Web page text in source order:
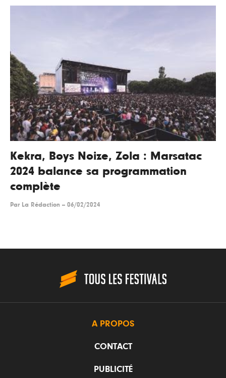
Kekra, Boys Noize, Zola : Marsatac
2024 balance sa programmation
complète
Par La Rédaction -- 06/02/2024
A PROPOS
CONTACT
PUBLICITÉ